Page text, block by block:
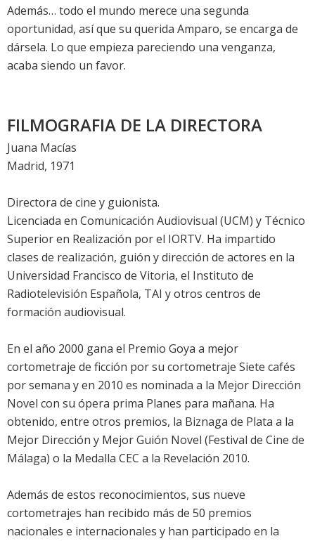
Además… todo el mundo merece una segunda
oportunidad, así que su querida Amparo, se encarga de
dársela. Lo que empieza pareciendo una venganza,
acaba siendo un favor.
FILMOGRAFIA DE LA DIRECTORA
Juana Macías
Madrid, 1971
Directora de cine y guionista.
Licenciada en Comunicación Audiovisual (UCM) y Técnico
Superior en Realización por el IORTV. Ha impartido
clases de realización, guión y dirección de actores en la
Universidad Francisco de Vitoria, el Instituto de
Radiotelevisión Española, TAI y otros centros de
formación audiovisual.
En el año 2000 gana el Premio Goya a mejor
cortometraje de ficción por su cortometraje Siete cafés
por semana y en 2010 es nominada a la Mejor Dirección
Novel con su ópera prima Planes para mañana. Ha
obtenido, entre otros premios, la Biznaga de Plata a la
Mejor Dirección y Mejor Guión Novel (Festival de Cine de
Málaga) o la Medalla CEC a la Revelación 2010.
Además de estos reconocimientos, sus nueve
cortometrajes han recibido más de 50 premios
nacionales e internacionales y han participado en la